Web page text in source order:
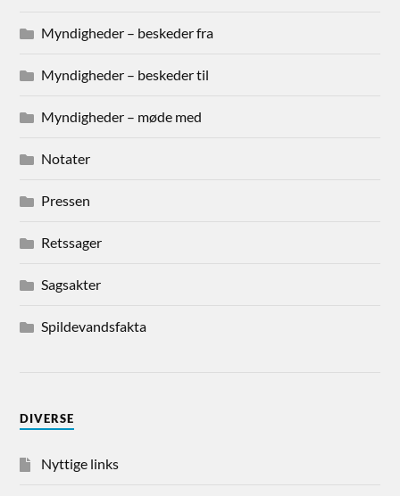
Myndigheder – beskeder fra
Myndigheder – beskeder til
Myndigheder – møde med
Notater
Pressen
Retssager
Sagsakter
Spildevandsfakta
DIVERSE
Nyttige links